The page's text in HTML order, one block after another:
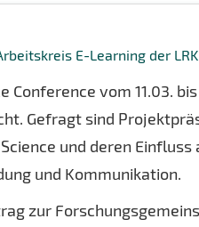
E-Learning der
Conference vom 11.03.
Gefragt sind
und deren
und Kommunikation.
zur